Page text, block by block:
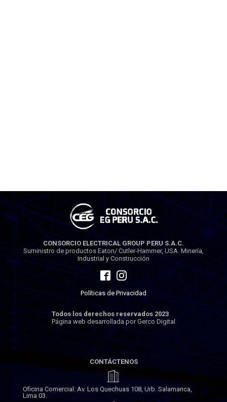
CONSORCIO ELECTRICAL GROUP PERU S.A.C.
Suministro de productos Eaton/ Cutler-Hammer, USA. Minería,
Industrial y Construcción
Políticas de Privacidad
Todos los derechos reservados 2023
Página web desarrollada por Gerco Digital
CONTÁCTENOS
Oficina Comercial: Av. Los Quechuas 108, Urb. Salamanca,
Lima 03.